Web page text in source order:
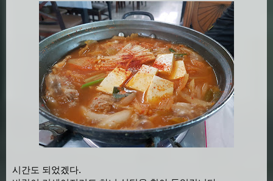
시간도 되었겠다.